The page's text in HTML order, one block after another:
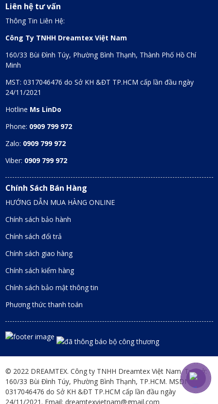
Liên hệ tư vấn
Thông Tin Liên Hệ:
Công Ty TNHH Dreamtex Việt Nam
160/33 Bùi Đình Túy, Phường Bình Thạnh, Thành Phố Hồ Chí
Minh
MST: 0317046476 do Sở KH &ĐT TP.HCM cấp lần đầu ngày
24/11/2021
Hotline Ms LinDo
Phone: 0909 799 972
Zalo: 0909 799 972
Viber: 0909 799 972
Chính Sách Bán Hàng
HƯỚNG DẪN MUA HÀNG ONLINE
Chính sách bảo hành
Chính sách đổi trả
Chính sách giao hàng
Chính sách kiểm hàng
Chính sách bảo mật thông tin
Phương thức thanh toán
© 2022 DREAMTEX. Công ty TNHH Dreamtex Việt Nam. Trụ sở:
160/33 Bùi Đình Túy, Phường Bình Thạnh, TP.HCM. MSDN:
0317046476 do Sở KH &ĐT TP.HCM cấp lần đầu ngày
24/11/2021. Email: dreamtexvietnam@gmail.com